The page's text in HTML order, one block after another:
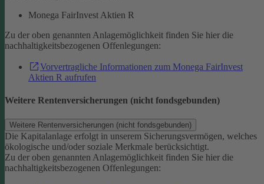
Monega FairInvest Aktien R
Zu der oben genannten Anlagemöglichkeit finden Sie hier die
nachhaltigkeitsbezogenen Offenlegungen:
Vorvertragliche Informationen zum Monega FairInvest
Aktien R aufrufen
Weitere Rentenversicherungen (nicht fondsgebunden)
Weitere Rentenversicherungen (nicht fondsgebunden)
Die Kapitalanlage erfolgt in unserem Sicherungsvermögen, welches
ökologische und/oder soziale Merkmale berücksichtigt.
Zu der oben genannten Anlagemöglichkeit finden Sie hier die
nachhaltigkeitsbezogenen Offenlegungen: